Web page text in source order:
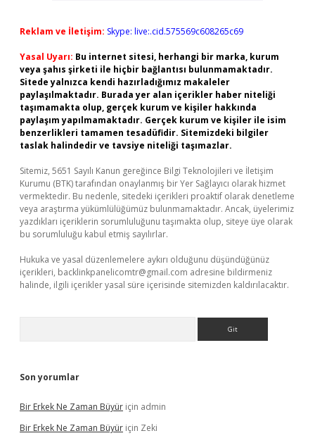
Reklam ve İletişim: Skype: live:.cid.575569c608265c69
Yasal Uyarı: Bu internet sitesi, herhangi bir marka, kurum
veya şahıs şirketi ile hiçbir bağlantısı bulunmamaktadır.
Sitede yalnızca kendi hazırladığımız makaleler
paylaşılmaktadır. Burada yer alan içerikler haber niteliği
taşımamakta olup, gerçek kurum ve kişiler hakkında
paylaşım yapılmamaktadır. Gerçek kurum ve kişiler ile isim
benzerlikleri tamamen tesadüfidir. Sitemizdeki bilgiler
taslak halindedir ve tavsiye niteliği taşımazlar.
Sitemiz, 5651 Sayılı Kanun gereğince Bilgi Teknolojileri ve İletişim
Kurumu (BTK) tarafından onaylanmış bir Yer Sağlayıcı olarak hizmet
vermektedir. Bu nedenle, sitedeki içerikleri proaktif olarak denetleme
veya araştırma yükümlülüğümüz bulunmamaktadır. Ancak, üyelerimiz
yazdıkları içeriklerin sorumluluğunu taşımakta olup, siteye üye olarak
bu sorumluluğu kabul etmiş sayılırlar.
Hukuka ve yasal düzenlemelere aykırı olduğunu düşündüğünüz
içerikleri, backlinkpanelicomtr@gmail.com adresine bildirmeniz
halinde, ilgili içerikler yasal süre içerisinde sitemizden kaldırılacaktır.
Son yorumlar
Bir Erkek Ne Zaman Büyür için admin
Bir Erkek Ne Zaman Büyür için Zeki